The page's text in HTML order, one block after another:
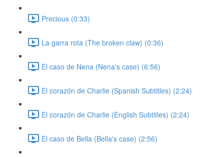
Precious (0:33)
La garra rota (The broken claw) (0:36)
El caso de Nena (Nena's case) (6:56)
El corazón de Charlie (Spanish Subtitles) (2:24)
El corazón de Charlie (English Subtitles) (2:24)
El caso de Bella (Bella's case) (2:56)